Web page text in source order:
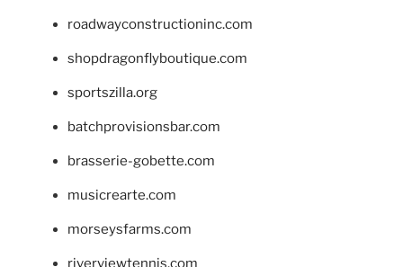
roadwayconstructioninc.com
shopdragonflyboutique.com
sportszilla.org
batchprovisionsbar.com
brasserie-gobette.com
musicrearte.com
morseysfarms.com
riverviewtennis.com